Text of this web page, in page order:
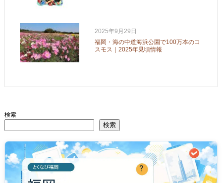
2025年9月29日
福岡・海の中道海浜公園で100万本のコ
スモス｜2025年見頃情報
検索
検索